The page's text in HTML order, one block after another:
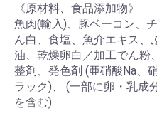
《原材料、食品添加物》
魚肉(輸入)、豚ベーコン、
ん白、食塩、魚介エキス、
油、乾燥卵白／加工でん粉
整剤、発色剤 (亜硝酸Na、
ラック)、 (一部に卵・乳成
を含む)